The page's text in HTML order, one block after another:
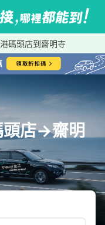
碼頭店到齋明寺
頭店→齋明